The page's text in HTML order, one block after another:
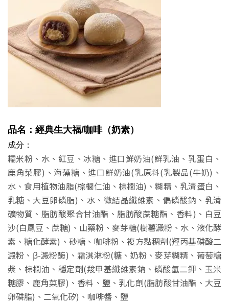
品名：經典生大福/咖啡（奶素）
成分：
糯米粉、水、紅豆、冰糖、進口鮮奶油(鮮乳油、乳蛋白、
鹿角菜膠)、海藻糖、進口鮮奶油(乳原料(乳製品(牛奶)、
水、食用植物油脂(棕櫚仁油、棕櫚油)、糊精、乳清蛋白、
乳糖、大豆卵磷脂)、水、微結晶纖維素、偏磷酸鈉、乳清
礦物質、脂肪酸聚合甘油酯、脂肪酸蔗糖酯、香料)、白豆
沙(白鳳豆、蔗糖)、山藥粉、麥芽糖(樹薯澱粉、水、液化酵
素、糖化酵素)、砂糖、咖啡粉、複方黏稠劑(羥丙基磷酸二
澱粉、β-澱粉酶)、霜淇淋粉(糖、奶粉、麥芽糊精、葡萄糖
漿、棕櫚油、穩定劑(羧甲基纖維素鈉、磷酸氫二鉀、玉米
糖膠、鹿角菜膠)、香料、鹽、乳化劑(脂肪酸甘油酯、大豆
卵磷脂)、二氧化矽)、咖啡醬、鹽